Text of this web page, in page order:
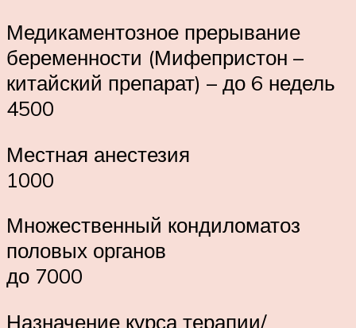
Медикаментозное прерывание
беременности (Мифепристон –
китайский препарат) – до 6 недель
4500
Местная анестезия
1000
Множественный кондиломатоз
половых органов
до 7000
Назначение курса терапии/